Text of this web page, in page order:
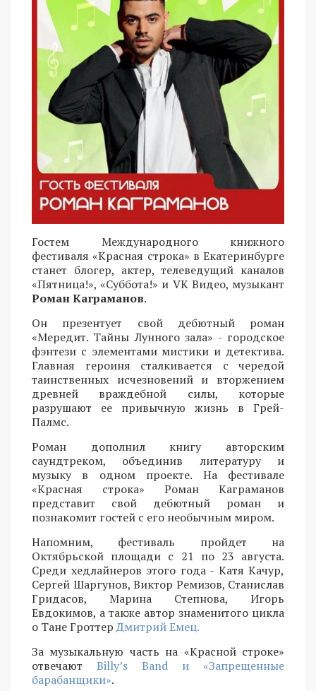
Гостем Международного книжного
фестиваля «Красная строка» в Екатеринбурге
станет блогер, актер, телеведущий каналов
«Пятница!», «Суббота!» и VK Видео, музыкант
Роман Каграманов.
Он презентует свой дебютный роман
«Мередит. Тайны Лунного зала» - городское
фэнтези с элементами мистики и детектива.
Главная героиня сталкивается с чередой
таинственных исчезновений и вторжением
древней враждебной силы, которые
разрушают ее привычную жизнь в Грей-
Палмс.
Роман дополнил книгу авторским
саундтреком, объединив литературу и
музыку в одном проекте. На фестивале
«Красная строка» Роман Каграманов
представит свой дебютный роман и
познакомит гостей с его необычным миром.
Напомним, фестиваль пройдет на
Октябрьской площади с 21 по 23 августа.
Среди хедлайнеров этого года - Катя Качур,
Сергей Шаргунов, Виктор Ремизов, Станислав
Гридасов, Марина Степнова, Игорь
Евдокимов, а также автор знаменитого цикла
о Тане ГроттерДмитрий Емец.
За музыкальную часть на «Красной строке»
отвечают Billy’s Band и «Запрещенные
барабанщики».